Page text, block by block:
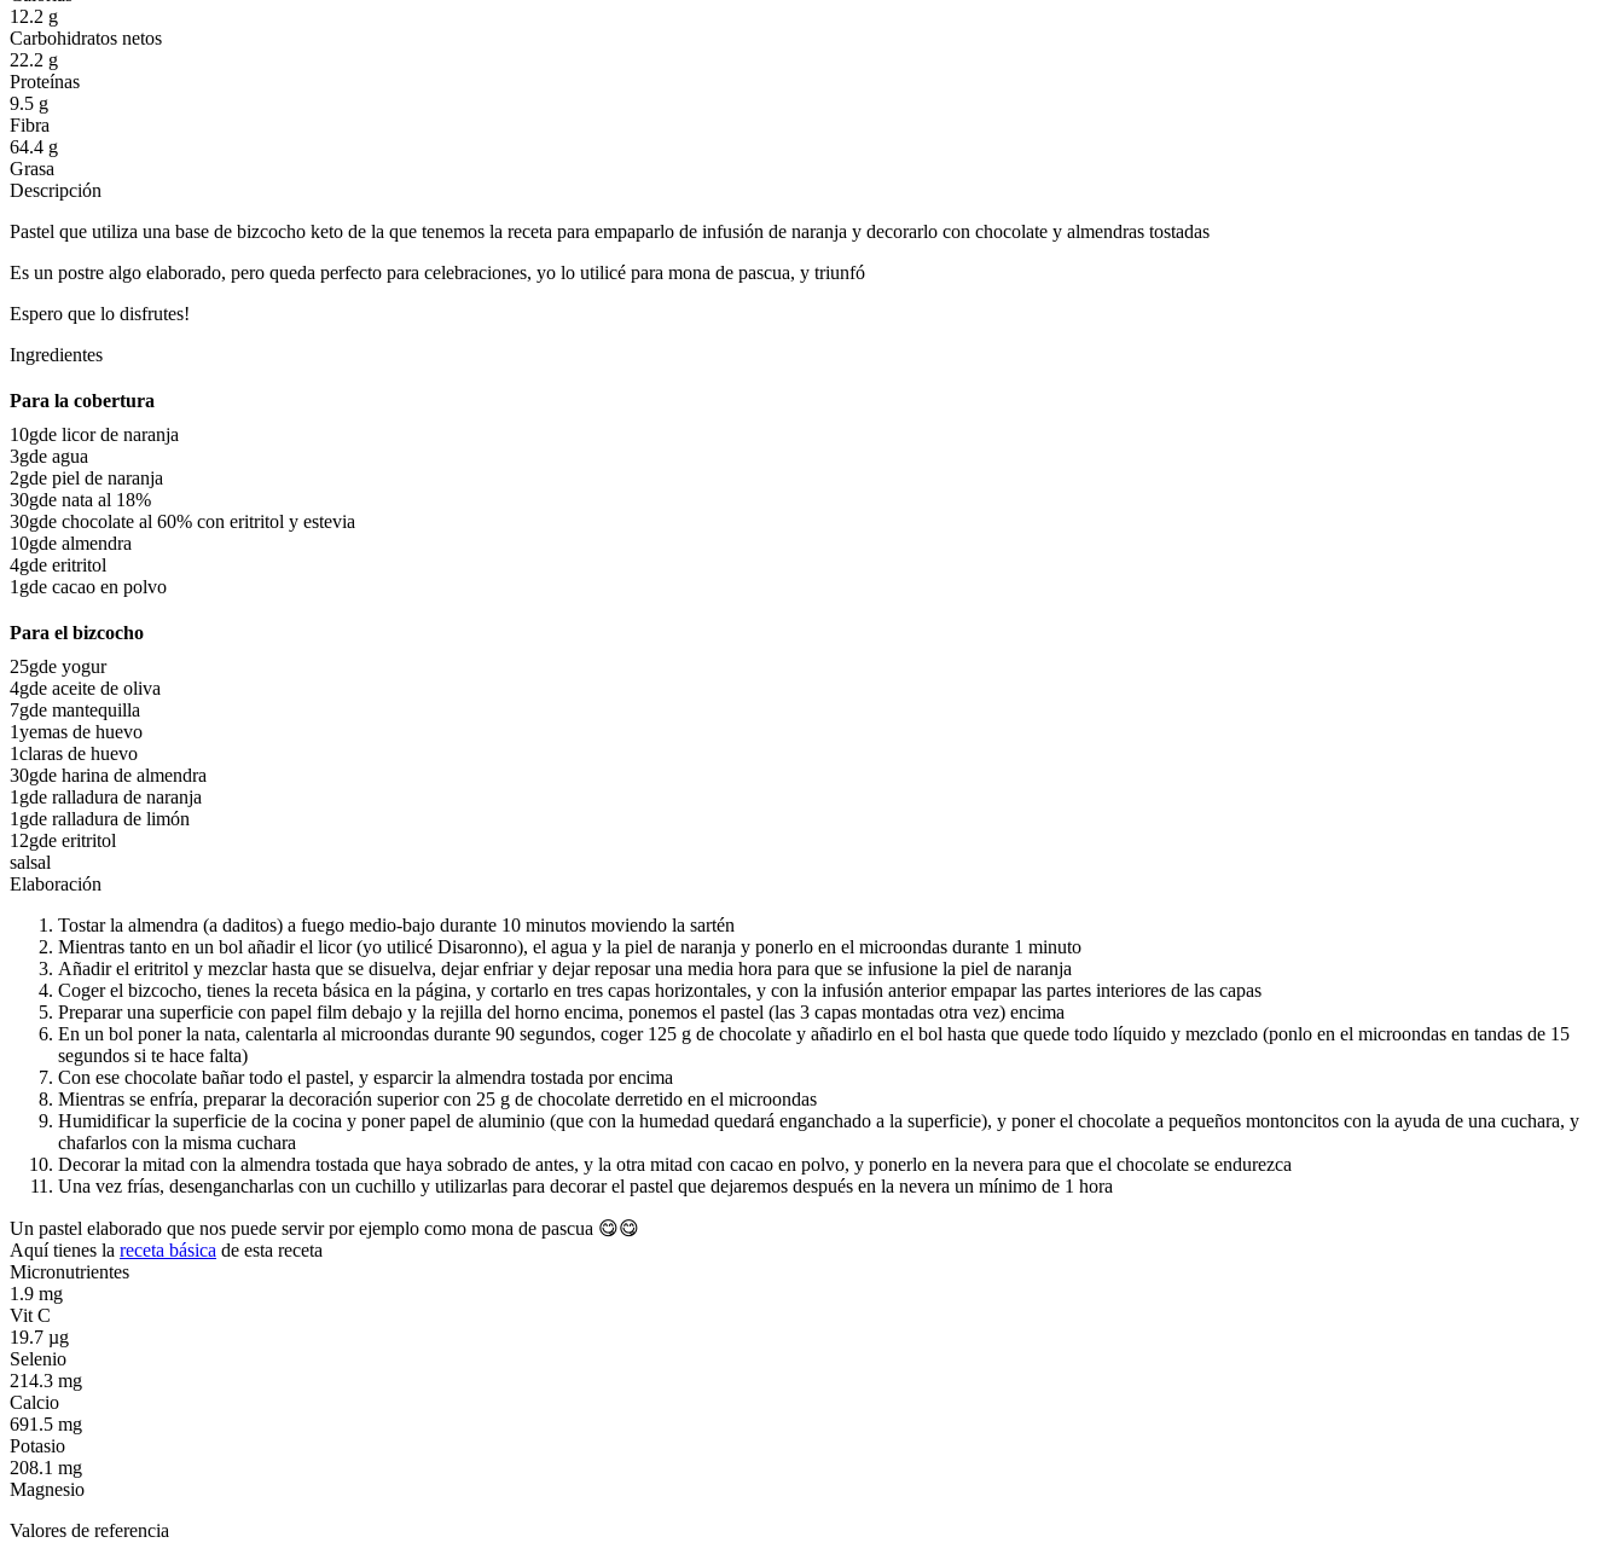
12.2 g
Carbohidratos netos
22.2 g
Proteínas
9.5 g
Fibra
64.4 g
Grasa
Descripción
Pastel que utiliza una base de bizcocho keto de la que tenemos la receta para empaparlo de infusión de naranja y decorarlo con chocolate y almendras tostadas
Es un postre algo elaborado, pero queda perfecto para celebraciones, yo lo utilicé para mona de pascua, y triunfó
Espero que lo disfrutes!
Ingredientes
Para la cobertura
10gde licor de naranja
3gde agua
2gde piel de naranja
30gde nata al 18%
30gde chocolate al 60% con eritritol y estevia
10gde almendra
4gde eritritol
1gde cacao en polvo
Para el bizcocho
25gde yogur
4gde aceite de oliva
7gde mantequilla
1yemas de huevo
1claras de huevo
30gde harina de almendra
1gde ralladura de naranja
1gde ralladura de limón
12gde eritritol
salsal
Elaboración
Tostar la almendra (a daditos) a fuego medio-bajo durante 10 minutos moviendo la sartén
Mientras tanto en un bol añadir el licor (yo utilicé Disaronno), el agua y la piel de naranja y ponerlo en el microondas durante 1 minuto
Añadir el eritritol y mezclar hasta que se disuelva, dejar enfriar y dejar reposar una media hora para que se infusione la piel de naranja
Coger el bizcocho, tienes la receta básica en la página, y cortarlo en tres capas horizontales, y con la infusión anterior empapar las partes interiores de las capas
Preparar una superficie con papel film debajo y la rejilla del horno encima, ponemos el pastel (las 3 capas montadas otra vez) encima
En un bol poner la nata, calentarla al microondas durante 90 segundos, coger 125 g de chocolate y añadirlo en el bol hasta que quede todo líquido y mezclado (ponlo en el microondas en tandas de 15
segundos si te hace falta)
Con ese chocolate bañar todo el pastel, y esparcir la almendra tostada por encima
Mientras se enfría, preparar la decoración superior con 25 g de chocolate derretido en el microondas
Humidificar la superficie de la cocina y poner papel de aluminio (que con la humedad quedará enganchado a la superficie), y poner el chocolate a pequeños montoncitos con la ayuda de una cuchara, y
chafarlos con la misma cuchara
Decorar la mitad con la almendra tostada que haya sobrado de antes, y la otra mitad con cacao en polvo, y ponerlo en la nevera para que el chocolate se endurezca
Una vez frías, desengancharlas con un cuchillo y utilizarlas para decorar el pastel que dejaremos después en la nevera un mínimo de 1 hora
Un pastel elaborado que nos puede servir por ejemplo como mona de pascua 😋😋
Aquí tienes la receta básica de esta receta
Micronutrientes
1.9 mg
Vit C
19.7 µg
Selenio
214.3 mg
Calcio
691.5 mg
Potasio
208.1 mg
Magnesio
Valores de referencia